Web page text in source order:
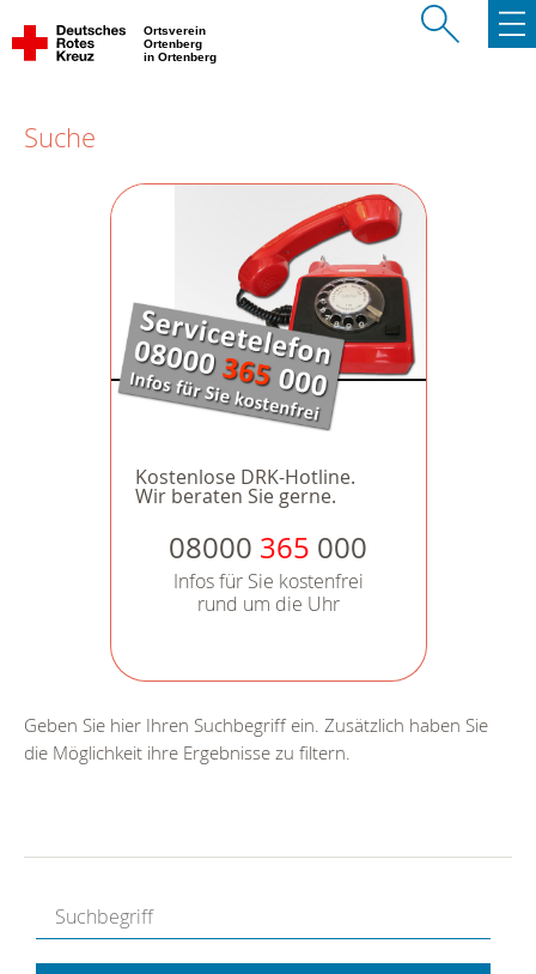
Ortsverein
Ortenberg
in Ortenberg
Suche
Kostenlose DRK-Hotline.
Wir beraten Sie gerne.
08000 365 000
Infos für Sie kostenfrei
rund um die Uhr
Geben Sie hier Ihren Suchbegriff ein. Zusätzlich haben Sie
die Möglichkeit ihre Ergebnisse zu filtern.